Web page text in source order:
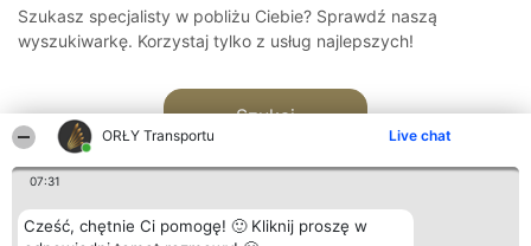
ORŁY Transportu Live chat
07:31
Cześć, chętnie Ci pomogę! 🙂 Kliknij proszę w
Szukasz specjalisty w pobliżu Ciebie? Sprawdź naszą
wyszukiwarkę. Korzystaj tylko z usług najlepszych!
Szukaj